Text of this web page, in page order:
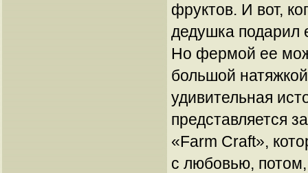
фруктов. И вот,
дедушка подарил
Но фермой ее
большой
удивительная
представляется
«Farm Craft»,
с любовью,